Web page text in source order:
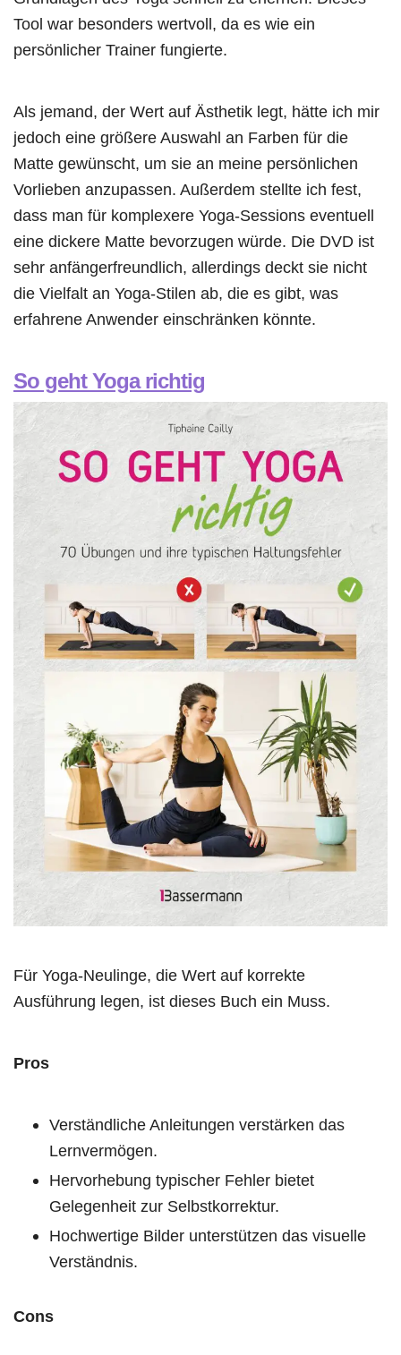
Tool war besonders wertvoll, da es wie ein
persönlicher Trainer fungierte.
Als jemand, der Wert auf Ästhetik legt, hätte ich mir
jedoch eine größere Auswahl an Farben für die
Matte gewünscht, um sie an meine persönlichen
Vorlieben anzupassen. Außerdem stellte ich fest,
dass man für komplexere Yoga-Sessions eventuell
eine dickere Matte bevorzugen würde. Die DVD ist
sehr anfängerfreundlich, allerdings deckt sie nicht
die Vielfalt an Yoga-Stilen ab, die es gibt, was
erfahrene Anwender einschränken könnte.
So geht Yoga richtig
Für Yoga-Neulinge, die Wert auf korrekte
Ausführung legen, ist dieses Buch ein Muss.
Pros
Verständliche Anleitungen verstärken das
Lernvermögen.
Hervorhebung typischer Fehler bietet
Gelegenheit zur Selbstkorrektur.
Hochwertige Bilder unterstützen das visuelle
Verständnis.
Cons